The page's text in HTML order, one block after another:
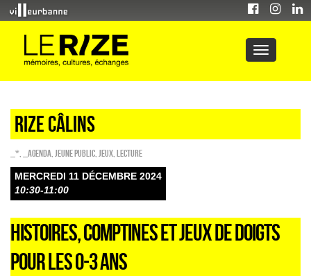
Rize câlins
_* _Agenda Jeune public Jeux Lecture
MERCREDI 11 DÉCEMBRE 2024
10:30-11:00
HISTOIRES, COMPTINES ET JEUX DE DOIGTS
POUR LES 0-3 ANS